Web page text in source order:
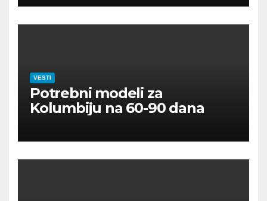
VESTI
Potrebni modeli za
Kolumbiju na 60-90 dana